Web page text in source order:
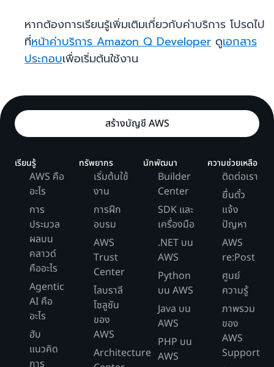
หากต้องการเรียนรู้เพิ่มเติมเกี่ยวกับค่าบริการ โปรดไป
ที่หน้าค่าบริการ Amazon Q Developer ดูเอกสาร
ประกอบเพื่อเริ่มต้นใช้งาน
สร้างบัญชี AWS
เรียนรู้
AWS คือ
อะไร
การ
ประมวล
ผลบน
คลาวด์
คืออะไร
Agentic
AI คือ
อะไร
ฮับ
แนวคิด
ทรัพยากร
เริ่มต้นใช้
งาน
การฝึก
อบรม
AWS
Trust
Center
ไลบราลี
โซลูชัน
ของ
AWS
Architecture
นักพัฒนา
Builder
Center
SDK และ
เครื่องมือ
.NET บน
AWS
Python
บน AWS
Java บน
AWS
PHP บน
AWS
ความช่วยเหลือ
ติดต่อเรา
ยื่นตั๋ว
แจ้ง
ปัญหา
AWS
re:Post
ศูนย์
ความรู้
ภาพรวม
ของ
AWS
Support